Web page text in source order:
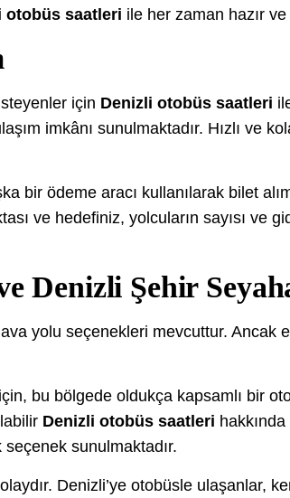
otobüs saatleri ile her zaman hazır
için Denizli otobüs saatleri
imkânı sunulmaktadır. Hızlı ve
bir ödeme aracı kullanılarak bilet
ve hedefiniz, yolcuların sayısı ve
Denizli Şehir
yolu seçenekleri mevcuttur. Ancak
bu bölgede oldukça kapsamlı bir
Denizli otobüs saatleri
sunulmaktadır.
Denizli’ye otobüsle ulaşanlar,